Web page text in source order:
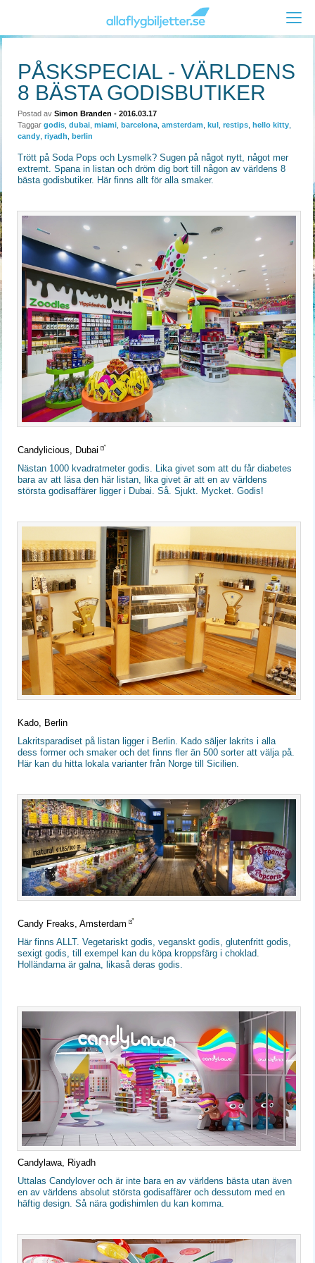
PÅSKSPECIAL - VÄRLDENS
8 BÄSTA GODISBUTIKER
Postad avSimon Branden - 2016.03.17
Taggar godis ,dubai ,miami ,barcelona ,amsterdam ,kul ,restips ,hello kitty
candy ,riyadh ,berlin
Trött på Soda Pops och Lysmelk? Sugen på något nytt, något mer
extremt. Spana in listan och dröm dig bort till någon av världens 8
bästa godisbutiker. Här finns allt för alla smaker.
Candylicious, Dubai
Nästan 1000 kvadratmeter godis. Lika givet som att du får diabetes
bara av att läsa den här listan, lika givet är att en av världens
största godisaffärer ligger i Dubai. Så. Sjukt. Mycket. Godis!
Kado, Berlin
Lakritsparadiset på listan ligger i Berlin. Kado säljer lakrits i alla
dess former och smaker och det finns fler än 500 sorter att välja på.
Här kan du hitta lokala varianter från Norge till Sicilien.
Candy Freaks, Amsterdam
Här finns ALLT. Vegetariskt godis, veganskt godis, glutenfritt godis,
sexigt godis, till exempel kan du köpa kroppsfärg i choklad.
Holländarna är galna, likaså deras godis.
Candylawa, Riyadh
Uttalas Candylover och är inte bara en av världens bästa utan även
en av världens absolut största godisaffärer och dessutom med en
häftig design. Så nära godishimlen du kan komma.